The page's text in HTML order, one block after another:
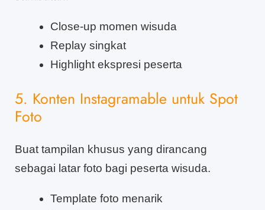
Close-up momen wisuda
Replay singkat
Highlight ekspresi peserta
5. Konten Instagramable untuk Spot
Foto
Buat tampilan khusus yang dirancang
sebagai latar foto bagi peserta wisuda.
Template foto menarik